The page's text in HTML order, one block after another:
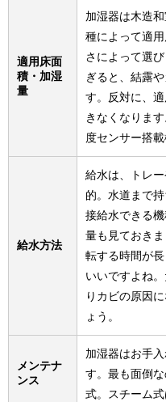
適用床面
積・加湿
量
加湿器は木造
種によって適
さによって選
ぎると、結露
す。反対に、
きなくなりま
度センサー搭載
給水方法
給水は、トレ
的。水道まで
接給水できる
量も見ておき
転する時間が
いいですよね
りカビの原因
ょう。
メンテナ
ンス
加湿器はお手
す。最も面倒
式。スチーム式